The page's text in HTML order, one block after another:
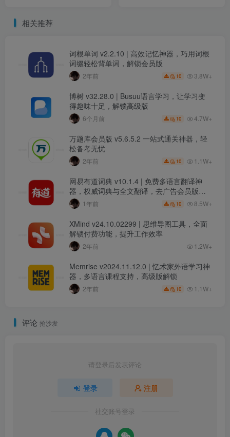
相关推荐
词根单词 v2.2.10 | 高效记忆神器，巧用词根
词缀轻松背单词，解锁会员版
2年前 10 3.8W+
博树 v32.28.0 | Busuu语言学习，让学习变
得趣味十足，解锁高级版
6个月前 10 4.7W+
万题库会员版 v5.6.5.2 一站式通关神器，轻
松备考无忧
2年前 10 1.1W+
网易有道词典 v10.1.4 | 免费多语言翻译神
器，权威词典与全文翻译，去广告会员版解
锁
1年前 10 8.5W+
XMind v24.10.02299 | 思维导图工具，全面
解锁付费功能，提升工作效率
2年前 1.2W+
Memrise v2024.11.12.0 | 忆术家外语学习神
器，多语言课程支持，高级版解锁
2年前 10 1.1W+
评论 抢沙发
请登录后发表评论
登录 注册
社交账号登录